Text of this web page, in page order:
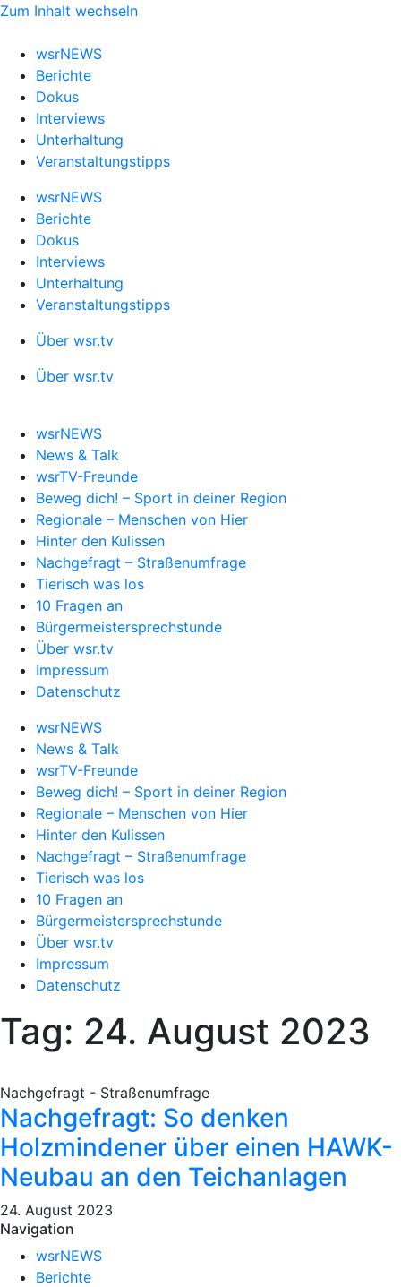
Zum Inhalt wechseln
wsrNEWS
Berichte
Dokus
Interviews
Unterhaltung
Veranstaltungstipps
wsrNEWS
Berichte
Dokus
Interviews
Unterhaltung
Veranstaltungstipps
Über wsr.tv
Über wsr.tv
wsrNEWS
News & Talk
wsrTV-Freunde
Beweg dich! – Sport in deiner Region
Regionale – Menschen von Hier
Hinter den Kulissen
Nachgefragt – Straßenumfrage
Tierisch was los
10 Fragen an
Bürgermeistersprechstunde
Über wsr.tv
Impressum
Datenschutz
wsrNEWS
News & Talk
wsrTV-Freunde
Beweg dich! – Sport in deiner Region
Regionale – Menschen von Hier
Hinter den Kulissen
Nachgefragt – Straßenumfrage
Tierisch was los
10 Fragen an
Bürgermeistersprechstunde
Über wsr.tv
Impressum
Datenschutz
Tag: 24. August 2023
Nachgefragt - Straßenumfrage
Nachgefragt: So denken
Holzmindener über einen HAWK-
Neubau an den Teichanlagen
24. August 2023
Navigation
wsrNEWS
Berichte